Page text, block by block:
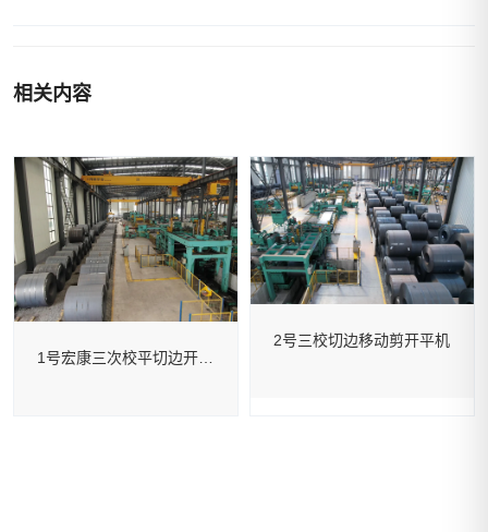
相关内容
1号宏康三次校平切边开平机
2号三校切边移动剪开平机